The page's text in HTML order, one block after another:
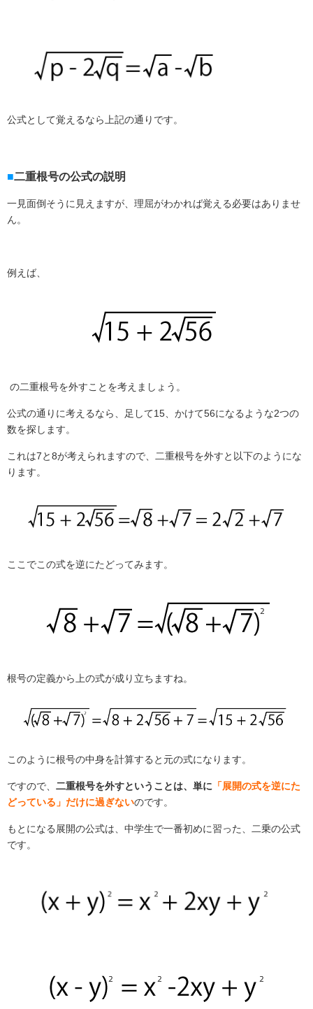
公式として覚えるなら上記の通りです。
二重根号の公式の説明
一見面倒そうに見えますが、理屈がわかれば覚える必要はありませ
ん。
例えば、
の二重根号を外すことを考えましょう。
公式の通りに考えるなら、足して15、かけて56になるような2つの
数を探します。
これは7と8が考えられますので、二重根号を外すと以下のようにな
ります。
ここでこの式を逆にたどってみます。
根号の定義から上の式が成り立ちますね。
このように根号の中身を計算すると元の式になります。
ですので、 二重根号を外すということは、単に 「展開の式を逆にた
どっている」だけに過ぎないのです。
もとになる展開の公式は、中学生で一番初めに習った、二乗の公式
です。